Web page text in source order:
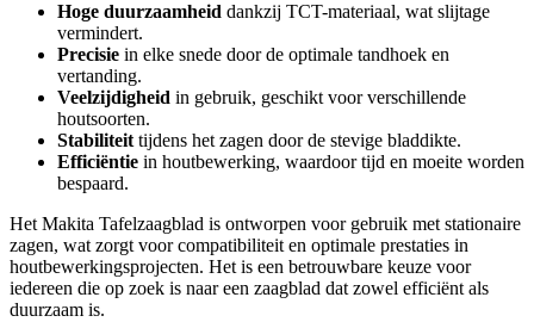
Hoge duurzaamheid dankzij TCT-materiaal, wat slijtage
vermindert.
Precisie in elke snede door de optimale tandhoek en
vertanding.
Veelzijdigheid in gebruik, geschikt voor verschillende
houtsoorten.
Stabiliteit tijdens het zagen door de stevige bladdikte.
Efficiëntie in houtbewerking, waardoor tijd en moeite worden
bespaard.
Het Makita Tafelzaagblad is ontworpen voor gebruik met stationaire
zagen, wat zorgt voor compatibiliteit en optimale prestaties in
houtbewerkingsprojecten. Het is een betrouwbare keuze voor
iedereen die op zoek is naar een zaagblad dat zowel efficiënt als
duurzaam is.